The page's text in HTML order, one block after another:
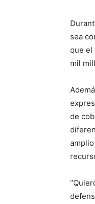
sea
que el
mil
de